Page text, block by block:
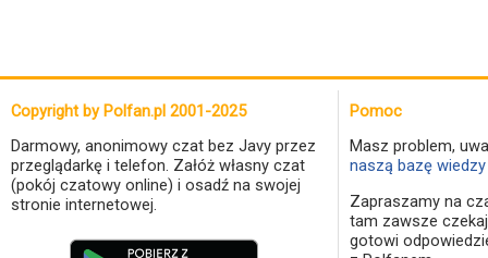
Copyright by Polfan.pl 2001-2025
Darmowy, anonimowy czat bez Javy przez
przeglądarkę i telefon. Załóż własny czat
(pokój czatowy online) i osadź na swojej
stronie internetowej.
Pomoc
Masz problem,
naszą bazę
Zapraszamy na
tam zawsze
gotowi